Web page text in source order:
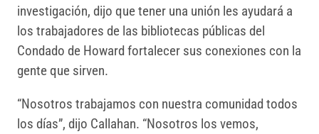
investigación, dijo que tener una unión les ayudará a
los trabajadores de las bibliotecas públicas del
Condado de Howard fortalecer sus conexiones con la
gente que sirven.
“Nosotros trabajamos con nuestra comunidad todos
los días”, dijo Callahan. “Nosotros los vemos,